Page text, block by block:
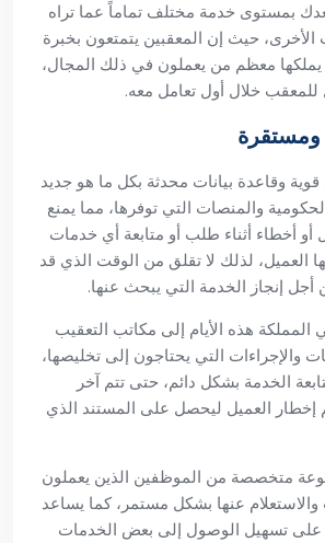
بمستوى خدمة مختلف تماماً عما تراه
حيث إن المعقبين يتمتعون بخبرة
يملكها معظم من يعملون في ذلك المجال،
للمعقب خلال أول تعامل معه.
ومستقرة
وقاعدة بيانات محدثة بكل ما هو جديد
والمنصات التي توفرها، مما يمنع
أخطاء أثناء طلب أو متابعة أي خدمات
العميل، لذلك لا تقلق من الوقت الذي قد
إنجاز الخدمة التي يبحث عنها.
المملكة هذه الأيام إلى مكاتب التعقيب
والإجراءات التي يحتاجون إلى تخليصها،
الخدمة بشكل دائم، حتى تتم آخر
إخطار العميل ليحصل على المستند الذي
متخصصة من الموظفين الذين يعملون
عنها بشكل مستمر، كما يساعد
تسهيل الوصول إلى بعض الخدمات